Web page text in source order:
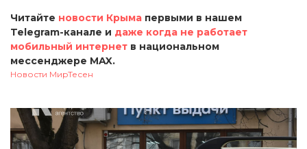
Читайте новости Крыма первыми в нашем
Telegram-канале и даже когда не работает
мобильный интернет в национальном
мессенджере MAX.
Новости МирТесен